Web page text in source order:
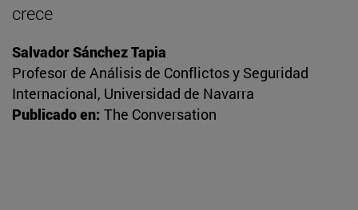
crece
Salvador Sánchez Tapia
Profesor de Análisis de Conflictos y Seguridad
Internacional, Universidad de Navarra
Publicado en: The Conversation